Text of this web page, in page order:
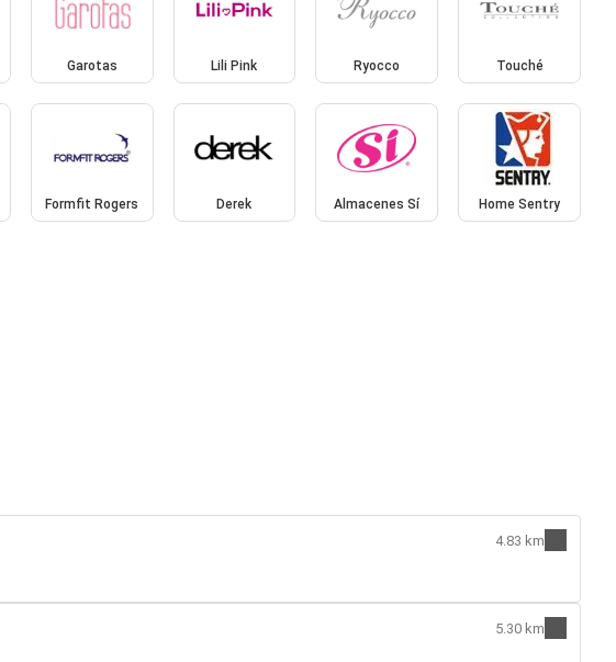
Garotas Lili Pink Ryocco Touché
Formfit Rogers Derek Almacenes Sí Home Sentry
4.83 km
5.30 km